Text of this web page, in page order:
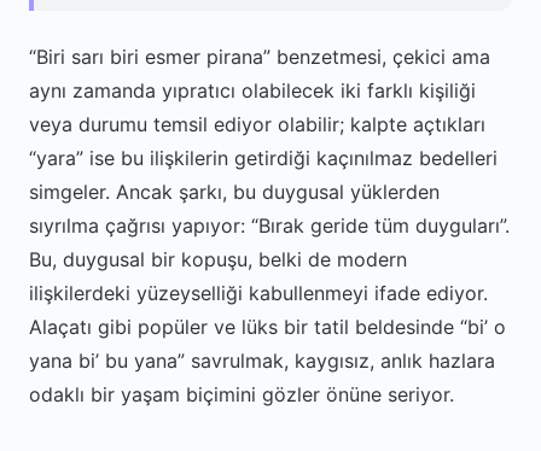
“Biri sarı biri esmer pirana” benzetmesi, çekici ama
aynı zamanda yıpratıcı olabilecek iki farklı kişiliği
veya durumu temsil ediyor olabilir; kalpte açtıkları
“yara” ise bu ilişkilerin getirdiği kaçınılmaz bedelleri
simgeler. Ancak şarkı, bu duygusal yüklerden
sıyrılma çağrısı yapıyor: “Bırak geride tüm duyguları”.
Bu, duygusal bir kopuşu, belki de modern
ilişkilerdeki yüzeyselliği kabullenmeyi ifade ediyor.
Alaçatı gibi popüler ve lüks bir tatil beldesinde “bi’ o
yana bi’ bu yana” savrulmak, kaygısız, anlık hazlara
odaklı bir yaşam biçimini gözler önüne seriyor.